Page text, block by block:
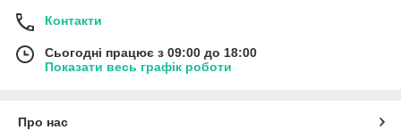
в загородных домах. В отличие от насосов они не требуют
подключения к электросети, могут храниться вместе с
запасом необходимого топлива в гаражах, кладовых,
хозяйственных постройках. Мотопомпы входят в
Контакти
Сьогодні працює з 09:00 до 18:00
Показати весь графік роботи
Про нас